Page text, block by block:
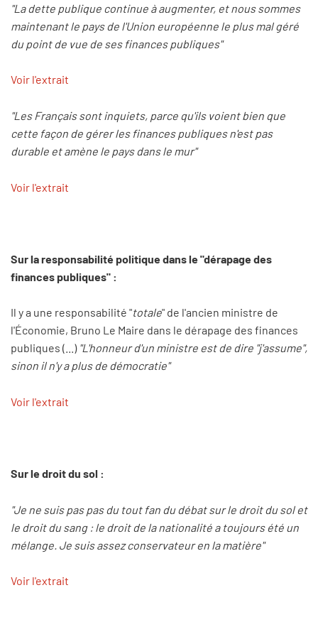
"La dette publique continue à augmenter, et nous sommes
maintenant le pays de l'Union européenne le plus mal géré
du point de vue de ses finances publiques"
Voir l'extrait
"Les Français sont inquiets, parce qu'ils voient bien que
cette façon de gérer les finances publiques n'est pas
durable et amène le pays dans le mur"
Voir l'extrait
Sur la responsabilité politique dans le "dérapage des
finances publiques" :
Il y a une responsabilité "totale" de l'ancien ministre de
l'Économie, Bruno Le Maire dans le dérapage des finances
publiques (...)"L'honneur d'un ministre est de dire "j'assume",
sinon il n'y a plus de démocratie"
Voir l'extrait
Sur le droit du sol :
"Je ne suis pas pas du tout fan du débat sur le droit du sol et
le droit du sang : le droit de la nationalité a toujours été un
mélange. Je suis assez conservateur en la matière"
Voir l'extrait